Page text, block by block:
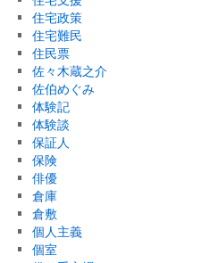
住宅政策
住宅難民
住民票
佐々木蔵之介
佐伯めぐみ
体験記
体験談
保証人
保険
俳優
倉庫
倉敷
個人主義
個室